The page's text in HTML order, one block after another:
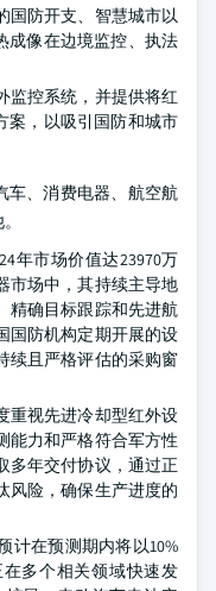
国防开支、智慧城市以
成像在边境监控、执法
监控系统，并提供将红
案，以吸引国防和城市
车、消费电器、航空航
年市场价值达23970万
市场中，其持续主导地
精确目标跟踪和先进航
国防机构定期开展的设
续且严格评估的采购窗
重视先进冷却型红外设
能力和严格符合军方性
多年交付协议，通过正
风险，确保生产进度的
计在预测期内将以10%
多个相关领域快速发